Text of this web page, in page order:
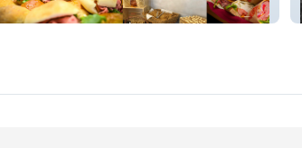
Adam and Joe Know Lunch